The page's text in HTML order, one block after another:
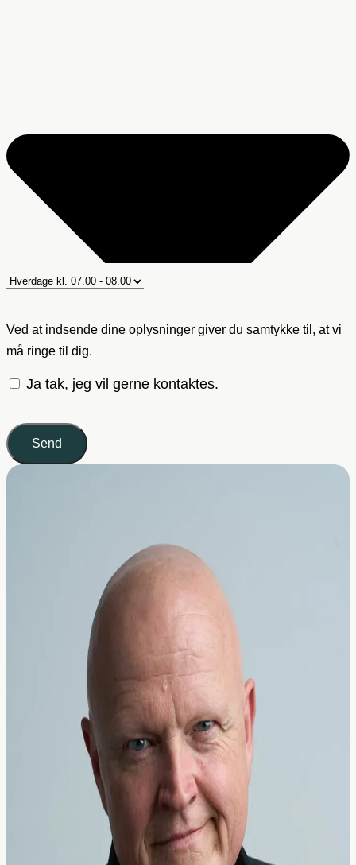
Ved at indsende dine oplysninger giver du samtykke til, at vi
må ringe til dig.
Ja tak, jeg vil gerne kontaktes.
Send